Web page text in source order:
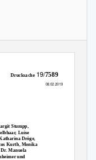
Drucksache 19/7589
08.02.2019
Stumpp,
Luise
Dröge,
Kurth, Monika
Manuela
und